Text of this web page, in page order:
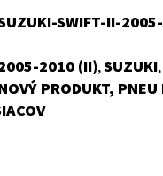
€.
152,41 €.
SWIFT-II-
2010 (II),SUZUKI,
PRODUKT,